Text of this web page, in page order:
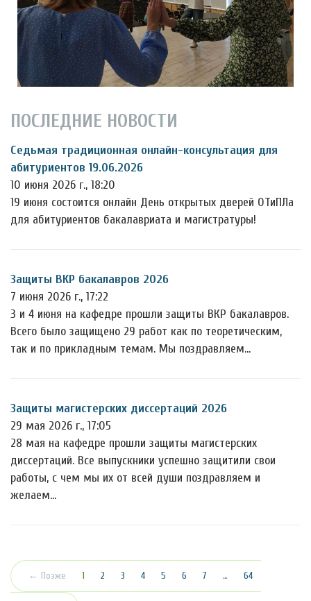
ПОСЛЕДНИЕ НОВОСТИ
Седьмая традиционная онлайн-консультация для
абитуриентов 19.06.2026
10 июня 2026 г., 18:20
19 июня состоится онлайн День открытых дверей ОТиПЛа
для абитуриентов бакалавриата и магистратуры!
Защиты ВКР бакалавров 2026
7 июня 2026 г., 17:22
3 и 4 июня на кафедре прошли защиты ВКР бакалавров.
Всего было защищено 29 работ как по теоретическим,
так и по прикладным темам. Мы поздравляем…
Защиты магистерских диссертаций 2026
29 мая 2026 г., 17:05
28 мая на кафедре прошли защиты магистерских
диссертаций. Все выпускники успешно защитили свои
работы, с чем мы их от всей души поздравляем и
желаем…
← Позже 1 (текущая)
2 3 4 5 6 7 … 64